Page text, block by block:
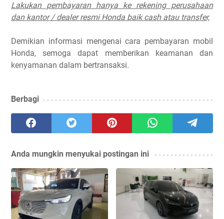
Lakukan pembayaran hanya ke rekening perusahaan
dan kantor / dealer resmi Honda baik cash atau transfer,
Demikian informasi mengenai cara pembayaran mobil
Honda, semoga dapat memberikan keamanan dan
kenyamanan dalam bertransaksi.
Berbagi
Anda mungkin menyukai postingan ini